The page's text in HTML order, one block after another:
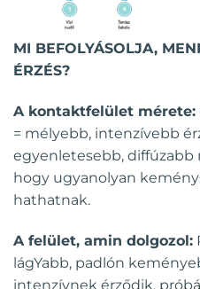
MI BEFOLYÁSOLJA,
ÉRZÉS?
A kontaktfelület mérete:
= mélyebb, intenzívebb
egyenletesebb, diffúzabb
hogy ugyanolyan
hathatnak.
A felület, amin dolgozol:
lágYabb, padlón
intenzívnek érződik,